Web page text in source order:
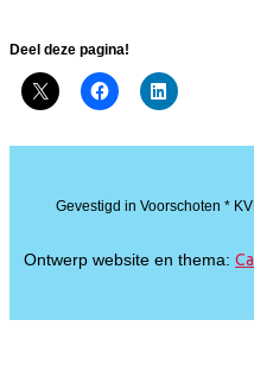
Deel deze pagina!
Gevestigd in Voorschoten *
Ontwerp website en thema: